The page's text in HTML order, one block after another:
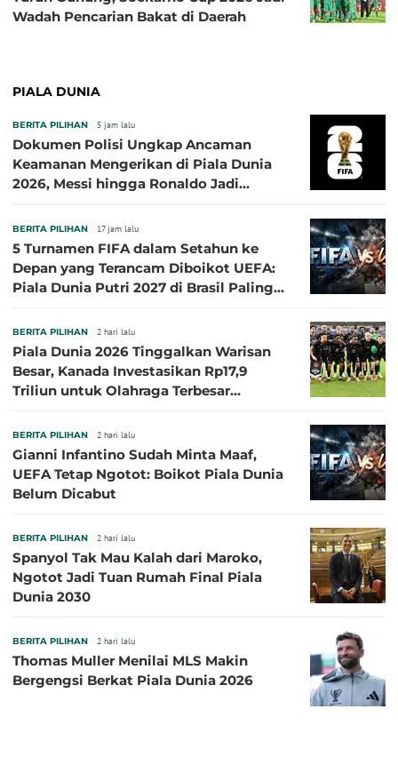
Wadah Pencarian Bakat di Daerah
PIALA DUNIA
BERITA PILIHAN 5 jam lalu
Dokumen Polisi Ungkap Ancaman
Keamanan Mengerikan di Piala Dunia
2026, Messi hingga Ronaldo Jadi
BERITA PILIHAN 17 jam lalu
5 Turnamen FIFA dalam Setahun ke
Depan yang Terancam Diboikot UEFA:
Piala Dunia Putri 2027 di Brasil Paling
BERITA PILIHAN 2 hari lalu
Piala Dunia 2026 Tinggalkan Warisan
Besar, Kanada Investasikan Rp17,9
Triliun untuk Olahraga Terbesar
BERITA PILIHAN 2 hari lalu
Gianni Infantino Sudah Minta Maaf,
UEFA Tetap Ngotot: Boikot Piala Dunia
Belum Dicabut
BERITA PILIHAN 2 hari lalu
Spanyol Tak Mau Kalah dari Maroko,
Ngotot Jadi Tuan Rumah Final Piala
Dunia 2030
BERITA PILIHAN 2 hari lalu
Thomas Muller Menilai MLS Makin
Bergengsi Berkat Piala Dunia 2026